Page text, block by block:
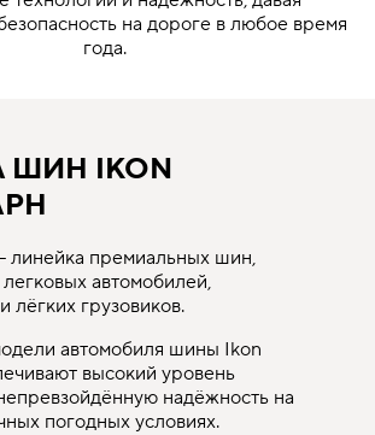
на дороге в любое время
года.
IKON
линейка премиальных шин,
автомобилей,
лёгких грузовиков.
автомобиля шины Ikon
высокий уровень
надёжность на
погодных условиях.